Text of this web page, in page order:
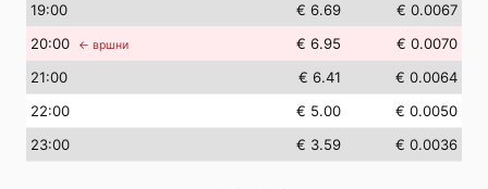
19:00 € 6.69
€ 0.0067
20:00 ← вршни € 6.95
€ 0.0070
21:00 € 6.41
€ 0.0064
22:00 € 5.00
€ 0.0050
23:00 € 3.59 € 0.0036